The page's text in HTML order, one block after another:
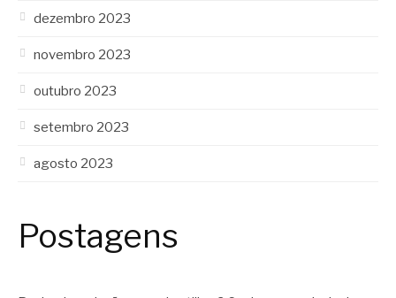
dezembro 2023
novembro 2023
outubro 2023
setembro 2023
agosto 2023
Postagens